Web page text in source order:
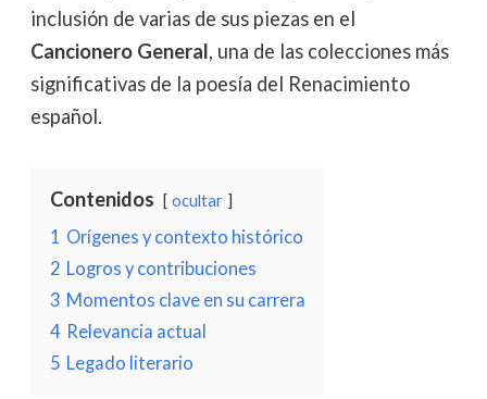
inclusión de varias de sus piezas en el
Cancionero General, una de las colecciones más
significativas de la poesía del Renacimiento
español.
Contenidos ocultar
1 Orígenes y contexto histórico
2 Logros y contribuciones
3 Momentos clave en su carrera
4 Relevancia actual
5 Legado literario